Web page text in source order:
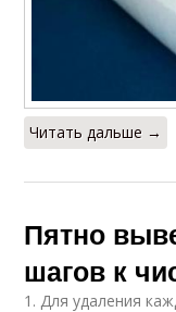
Читать дальше →
Пятно
шагов к
1. Для удаления